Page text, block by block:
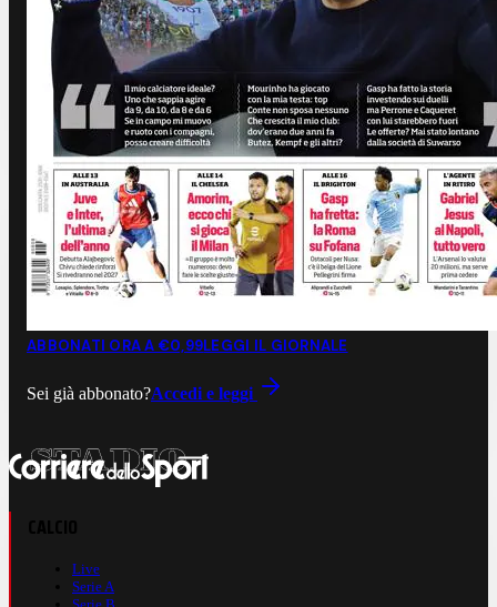
ABBONATI ORA A €0,99LEGGI IL GIORNALE
Sei già abbonato?Accedi e leggi
Live
Serie A
Serie B